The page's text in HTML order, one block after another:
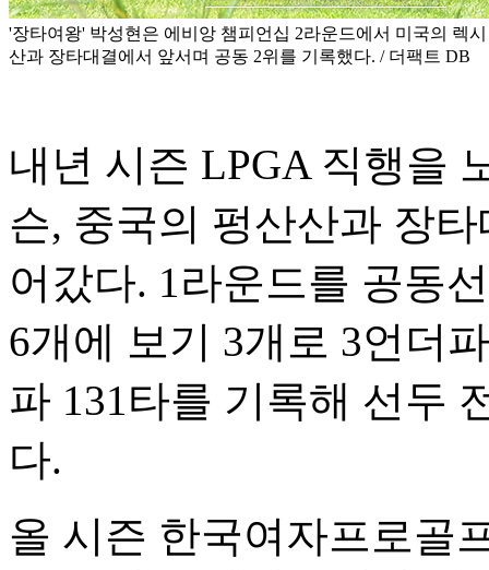
'장타여왕' 박성현은 에비앙 챔피언십 2라운드에서 미국의 렉
산과 장타대결에서 앞서며 공동 2위를 기록했다. / 더팩트 DB
내년 시즌 LPGA 직행을
슨, 중국의 펑산산과 장
어갔다. 1라운드를 공동
6개에 보기 3개로 3언더
파 131타를 기록해 선두
다.
올 시즌 한국여자프로골